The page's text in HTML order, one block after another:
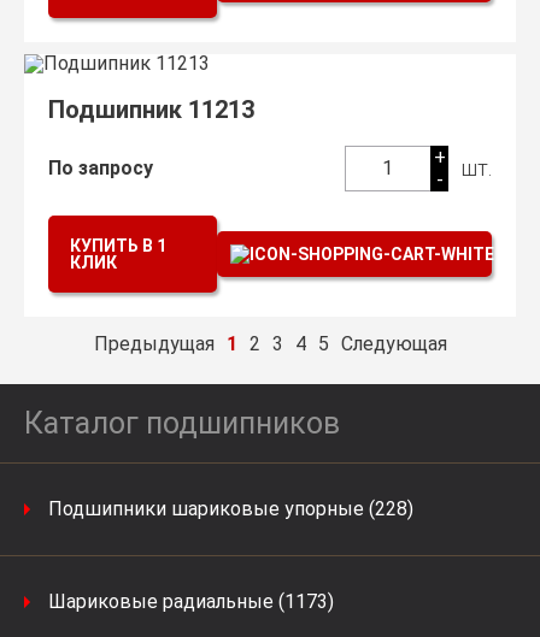
Каталог подшипников
Подшипники шариковые упорные (228)
Шариковые радиальные (1173)
Подшипник 11213
По запросу 1
+
-
шт.
КУПИТЬ В 1
КЛИК
Предыдущая 1 2 3 4 5 Следующая